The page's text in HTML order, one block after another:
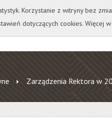
A A
Zarządzenia Rektora w
Korzystanie z witryny bez
dotyczących cookies. Więcej w